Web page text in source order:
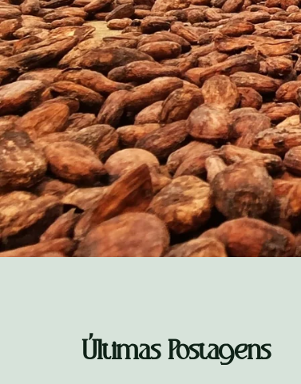
Últimas Postagens